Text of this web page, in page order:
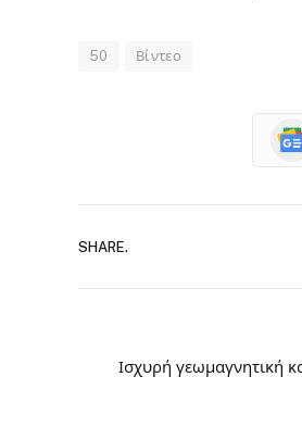
50 Βίντεο
SHARE.
Ισχυρή γεωμαγνητική